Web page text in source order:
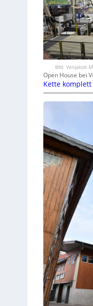
Bild: Venjakob
Open House bei
Kette komplett